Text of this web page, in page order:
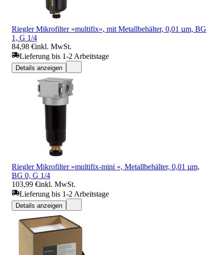
Riegler Mikrofilter »multifix«, mit Metallbehälter, 0,01 µm, BG
1, G 1/4
84,98 €inkl. MwSt.
Lieferung bis 1-2 Arbeitstage
Details anzeigen
Riegler Mikrofilter »multifix-mini «, Metallbehälter, 0,01 µm,
BG 0, G 1/4
103,99 €inkl. MwSt.
Lieferung bis 1-2 Arbeitstage
Details anzeigen